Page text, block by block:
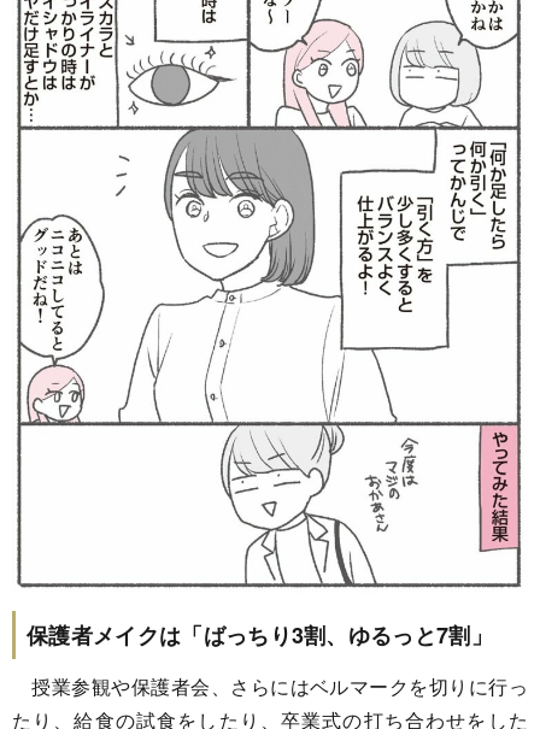
保護者メイクは「ばっちり3割、ゆるっと7割」
授業参観や保護者会、さらにはベルマークを切りに行っ
たり、給食の試食をしたり、卒業式の打ち合わせをした